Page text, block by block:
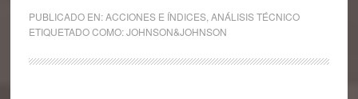
PUBLICADO EN:ACCIONES E ÍNDICES, ANÁLISIS TÉCNICO
ETIQUETADO COMO:JOHNSON&JOHNSON